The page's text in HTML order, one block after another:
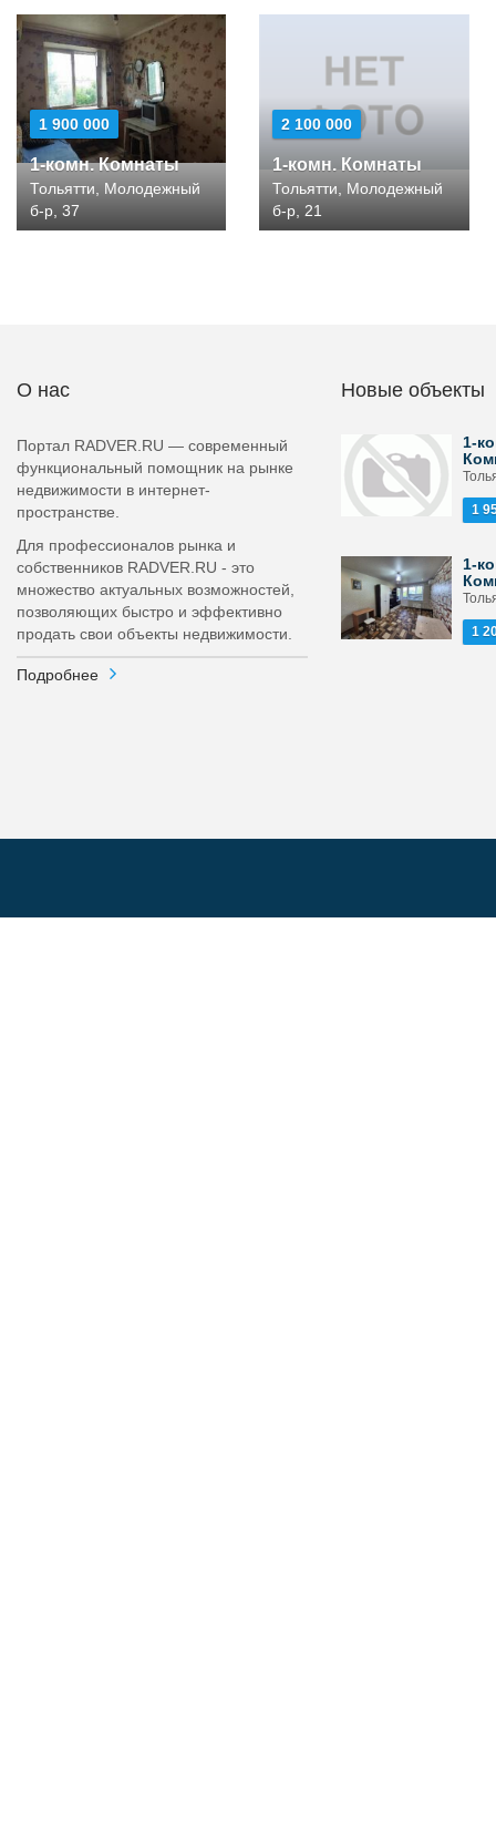
1 900 000
1-комн. Комнаты
Тольятти, Молодежный
б-р, 37
2 100 000
1-комн. Комнаты
Тольятти, Молодежный
б-р, 21
О нас
Портал RADVER.RU — современный
функциональный помощник на рынке
недвижимости в интернет-
пространстве.
Для профессионалов рынка и
собственников RADVER.RU - это
множество актуальных возможностей,
позволяющих быстро и эффективно
продать свои объекты недвижимости.
Подробнее
Новые объекты
1-
1
1-
1